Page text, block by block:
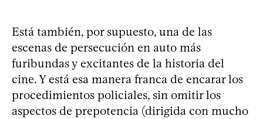
Está también, por supuesto, una de las
escenas de persecución en auto más
furibundas y excitantes de la historia del
cine. Y está esa manera franca de encarar los
procedimientos policiales, sin omitir los
aspectos de prepotencia (dirigida con mucho